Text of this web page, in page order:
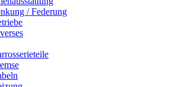
/ Federung